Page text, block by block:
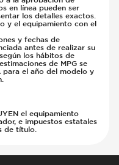
en línea pueden ser
los detalles exactos.
y el equipamiento con el
y fechas de
antes de realizar su
los hábitos de
de MPG se
para el año del modelo y
el equipamiento
e impuestos estatales
de título.